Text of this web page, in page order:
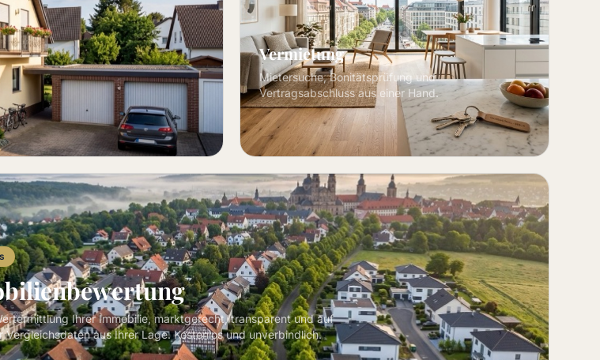
Vermietung
Mietersuche, Bonitätsprüfung und
Vertragsabschluss aus einer Hand.
Ihrer Immobilie, marktgerecht, transparent und auf
Vergleichsdaten aus Ihrer Lage. Kostenlos und unverbindlich.